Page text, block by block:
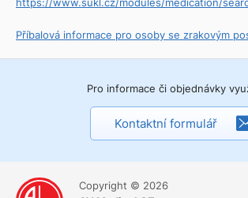
Příbalová informace pro osoby se zrakovým
Pro informace či objednávky
Kontaktní formulář
Copyright © 2026